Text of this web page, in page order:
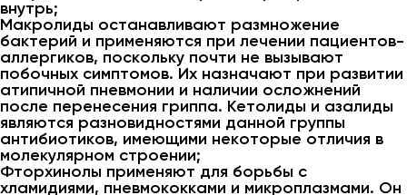
внутрь;
Макролиды останавливают размножение
бактерий и применяются при лечении пациентов-
аллергиков, поскольку почти не вызывают
побочных симптомов. Их назначают при развитии
атипичной пневмонии и наличии осложнений
после перенесения гриппа. Кетолиды и азалиды
являются разновидностями данной группы
антибиотиков, имеющими некоторые отличия в
молекулярном строении;
Фторхинолы применяют для борьбы с
хламидиями, пневмококками и микроплазмами. Он